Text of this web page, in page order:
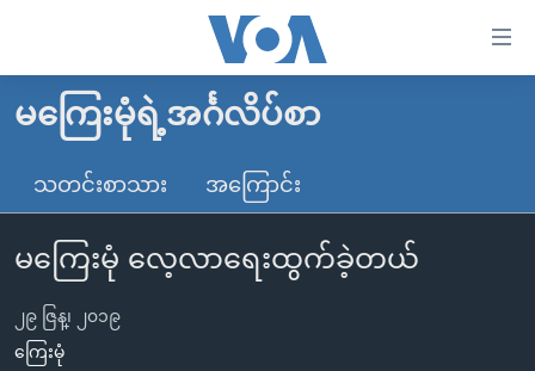
လွယ်ကူ
သည့်
များ
ပင်မ
အကြောင်းအရာ
မူလစာမျက်နှာ
ကမ္ဘာ့သတင်းများ
နိုင်ငံတကာ
တရုတ်
ဗွီဒီယို
ရပ်ဝန်းတခု လမ်းတခု အလွန်
မကြေးမုံရဲ့အင်္ဂလိပ်စာ
သတင်းစာသား အကြောင်း
မကြေးမုံ လေ့လာရေးထွက်ခဲ့တယ်
၂၉ ဇြန္၊ ၂၀၁၉
ကြေးမုံ